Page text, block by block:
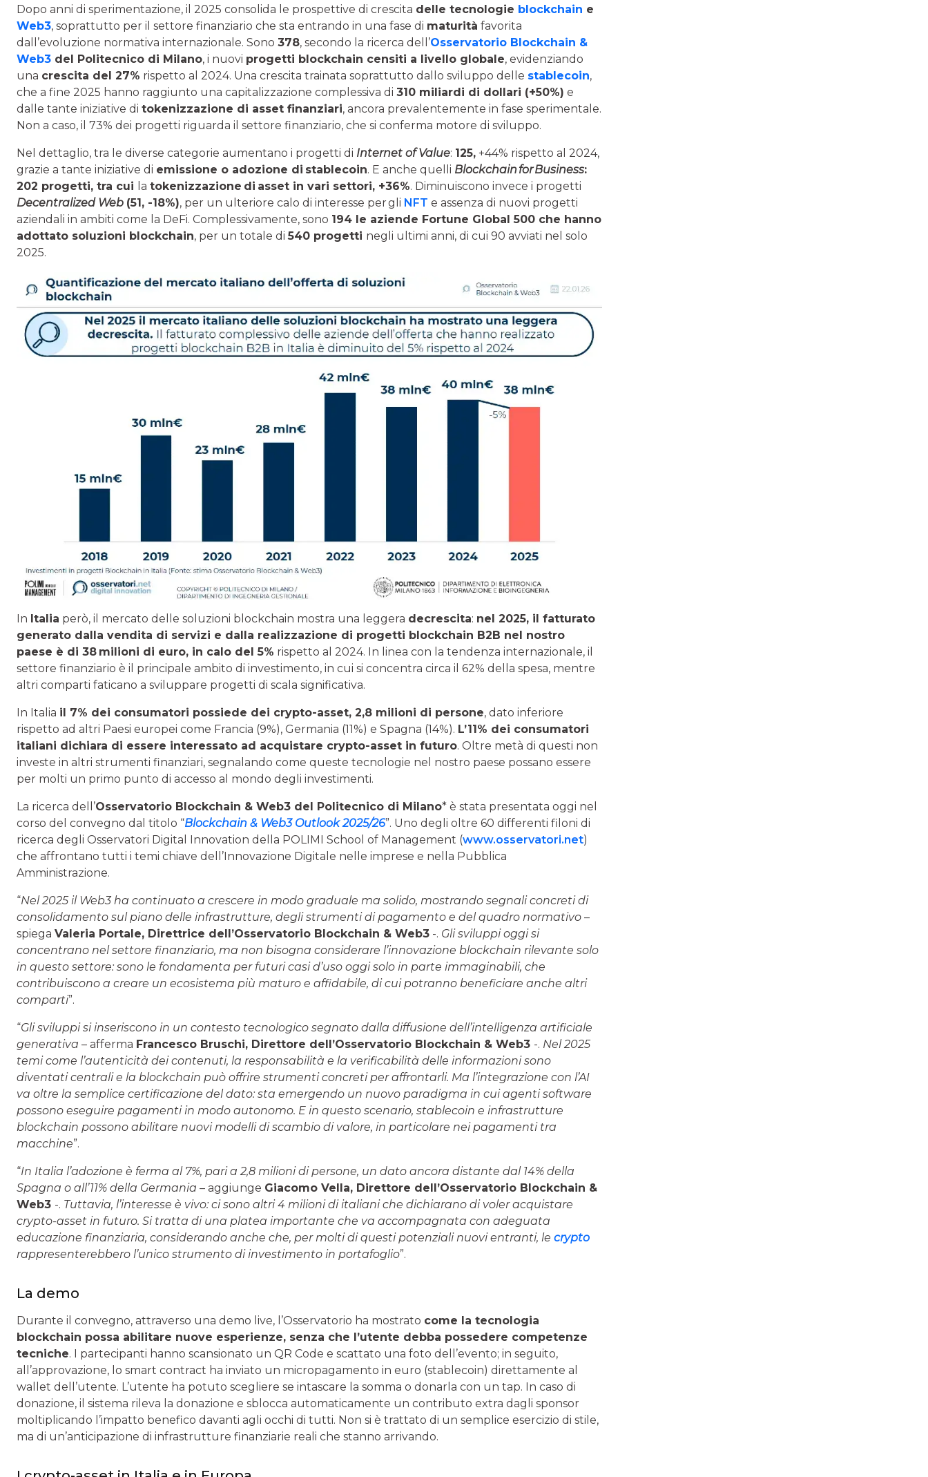
Dopo anni di sperimentazione, il 2025 consolida le prospettive di crescita delle tecnologie blockchain e
Web3, soprattutto per il settore finanziario che sta entrando in una fase di maturità favorita
dall’evoluzione normativa internazionale. Sono 378, secondo la ricerca dell’Osservatorio Blockchain &
Web3 del Politecnico di Milano, i nuovi progetti blockchain censiti a livello globale, evidenziando
una crescita del 27% rispetto al 2024. Una crescita trainata soprattutto dallo sviluppo delle stablecoin,
che a fine 2025 hanno raggiunto una capitalizzazione complessiva di 310 miliardi di dollari (+50%) e
dalle tante iniziative di tokenizzazione di asset finanziari, ancora prevalentemente in fase sperimentale.
Non a caso, il 73% dei progetti riguarda il settore finanziario, che si conferma motore di sviluppo.
Nel dettaglio, tra le diverse categorie aumentano i progetti di Internet of Value: 125, +44% rispetto al 2024,
grazie a tante iniziative di emissione o adozione di stablecoin. E anche quelli BlockchainforBusiness:
202 progetti, tra cui la tokenizzazione di asset in vari settori, +36%. Diminuiscono invece i progetti
Decentralized Web (51, -18%), per un ulteriore calo di interesse per gli NFT e assenza di nuovi progetti
aziendali in ambiti come la DeFi. Complessivamente, sono 194 le aziende Fortune Global 500 che hanno
adottato soluzioni blockchain, per un totale di 540 progetti negli ultimi anni, di cui 90 avviati nel solo
2025.
In Italia però, il mercato delle soluzioni blockchain mostra una leggera decrescita: nel 2025, il fatturato
generato dalla vendita di servizi e dalla realizzazione di progetti blockchain B2B nel nostro
paese è di 38 milioni di euro, in calo del 5% rispetto al 2024. In linea con la tendenza internazionale, il
settore finanziario è il principale ambito di investimento, in cui si concentra circa il 62% della spesa, mentre
altri comparti faticano a sviluppare progetti di scala significativa.
In Italia il 7% dei consumatori possiede dei crypto-asset, 2,8 milioni di persone, dato inferiore
rispetto ad altri Paesi europei come Francia (9%), Germania (11%) e Spagna (14%). L’11% dei consumatori
italiani dichiara di essere interessato ad acquistare crypto-asset in futuro. Oltre metà di questi non
investe in altri strumenti finanziari, segnalando come queste tecnologie nel nostro paese possano essere
per molti un primo punto di accesso al mondo degli investimenti.
La ricerca dell’Osservatorio Blockchain & Web3 del Politecnico di Milano* è stata presentata oggi nel
corso del convegno dal titolo “Blockchain & Web3 Outlook 2025/26”. Uno degli oltre 60 differenti filoni di
ricerca degli Osservatori Digital Innovation della POLIMI School of Management (www.osservatori.net)
che affrontano tutti i temi chiave dell’Innovazione Digitale nelle imprese e nella Pubblica
Amministrazione.
“Nel 2025 il Web3 ha continuato a crescere in modo graduale ma solido, mostrando segnali concreti di
consolidamento sul piano delle infrastrutture, degli strumenti di pagamento e del quadro normativo –
spiega Valeria Portale, Direttrice dell’Osservatorio Blockchain & Web3 -. Gli sviluppi oggi si
concentrano nel settore finanziario, ma non bisogna considerare l’innovazione blockchain rilevante solo
in questo settore: sono le fondamenta per futuri casi d’uso oggi solo in parte immaginabili, che
contribuiscono a creare un ecosistema più maturo e affidabile, di cui potranno beneficiare anche altri
comparti”.
“Gli sviluppi si inseriscono in un contesto tecnologico segnato dalla diffusione dell’intelligenza artificiale
generativa – afferma Francesco Bruschi, Direttore dell’Osservatorio Blockchain & Web3 -. Nel 2025
temi come l’autenticità dei contenuti, la responsabilità e la verificabilità delle informazioni sono
diventati centrali e la blockchain può offrire strumenti concreti per affrontarli. Ma l’integrazione con l’AI
va oltre la semplice certificazione del dato: sta emergendo un nuovo paradigma in cui agenti software
possono eseguire pagamenti in modo autonomo. E in questo scenario, stablecoin e infrastrutture
blockchain possono abilitare nuovi modelli di scambio di valore, in particolare nei pagamenti tra
macchine”.
“In Italia l’adozione è ferma al 7%, pari a 2,8 milioni di persone, un dato ancora distante dal 14% della
Spagna o all’11% della Germania – aggiunge Giacomo Vella, Direttore dell’Osservatorio Blockchain &
Web3 -. Tuttavia, l’interesse è vivo: ci sono altri 4 milioni di italiani che dichiarano di voler acquistare
crypto-asset in futuro. Si tratta di una platea importante che va accompagnata con adeguata
educazione finanziaria, considerando anche che, per molti di questi potenziali nuovi entranti, le crypto
rappresenterebbero l’unico strumento di investimento in portafoglio”.
La demo
Durante il convegno, attraverso una demo live, l’Osservatorio ha mostrato come la tecnologia
blockchain possa abilitare nuove esperienze, senza che l’utente debba possedere competenze
tecniche. I partecipanti hanno scansionato un QR Code e scattato una foto dell’evento; in seguito,
all’approvazione, lo smart contract ha inviato un micropagamento in euro (stablecoin) direttamente al
wallet dell’utente. L’utente ha potuto scegliere se intascare la somma o donarla con un tap. In caso di
donazione, il sistema rileva la donazione e sblocca automaticamente un contributo extra dagli sponsor
moltiplicando l’impatto benefico davanti agli occhi di tutti. Non si è trattato di un semplice esercizio di stile,
ma di un’anticipazione di infrastrutture finanziarie reali che stanno arrivando.